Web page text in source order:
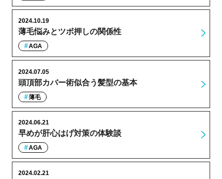
薄毛悩みとツボ押しの関係性
2024.10.19
AGA
頭頂部カバー術似合う髪型の基本
2024.07.05
薄毛
早めが肝心はげ対策の体験談
2024.06.21
AGA
2024.02.21